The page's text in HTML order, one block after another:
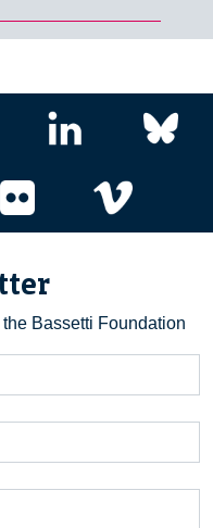
Bassetti Foundation